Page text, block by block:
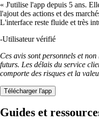
« J'utilise l'app depuis 5 ans.
l'ajout des actions et des
L'interface reste fluide et très
-Utilisateur vérifié
Ces avis sont personnels et
futurs. Les délais du service
comporte des risques et la
Télécharger l'app
Guides et